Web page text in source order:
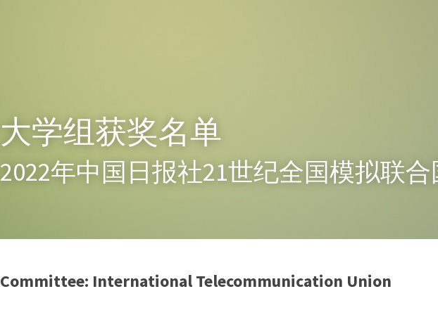
大学组获奖名单
2022年中国日报社21世纪全国模拟联
Committee: International Telecommunication Union